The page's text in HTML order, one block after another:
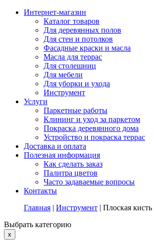
Интернет-магазин
Каталог товаров
Для деревянных полов
Для стен и потолков
Фасадные краски и масла
Масла для террас
Для столешниц
Для мебели
Для уборки и ухода
Инструмент
Услуги
Паркетные работы
Клининг и уход за паркетом
Покраска деревянного дома
Устройство и покраска террас
Доставка и оплата
Полезная информация
Как сделать заказ
Палитра цветов
Часто задаваемые вопросы
Контакты
Главная | Инструмент | Плоская
Выбрать категорию
x